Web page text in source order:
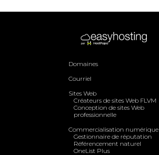
Domaines
Courriel
Sites Web
Créateurs de sites Web FLVM
Conception de sites Web
professionnelle
Commercialisation numérique
Gestionnaire de réputation
Référencement naturel
OneList Plus